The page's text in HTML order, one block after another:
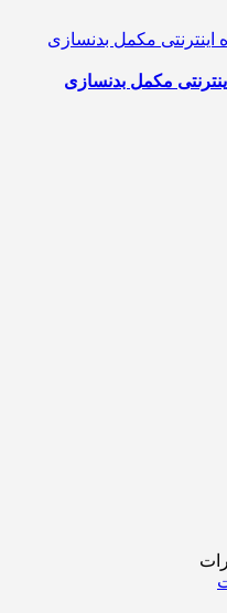
مکمل بدنسازی